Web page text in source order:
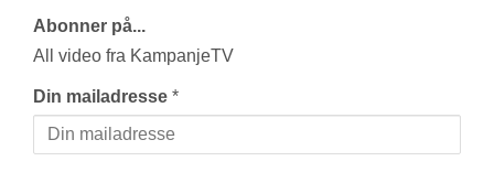
Abonner på...
All video fra KampanjeTV
Din mailadresse *